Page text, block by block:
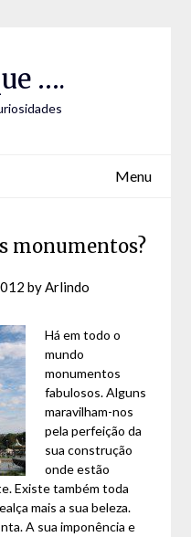
….
Menu
monumentos?
byArlindo
Há em todo o
mundo
monumentos
fabulosos. Alguns
maravilham-nos
pela perfeição da
sua construção
onde estão
Existe também toda
mais a sua beleza.
A sua imponência e